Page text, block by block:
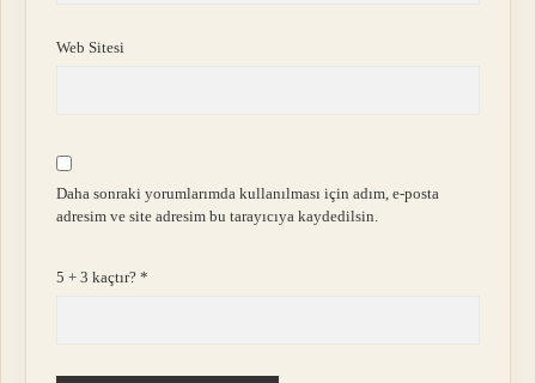
Web Sitesi
Daha sonraki yorumlarımda kullanılması için adım, e-posta
adresim ve site adresim bu tarayıcıya kaydedilsin.
5 + 3 kaçtır?*